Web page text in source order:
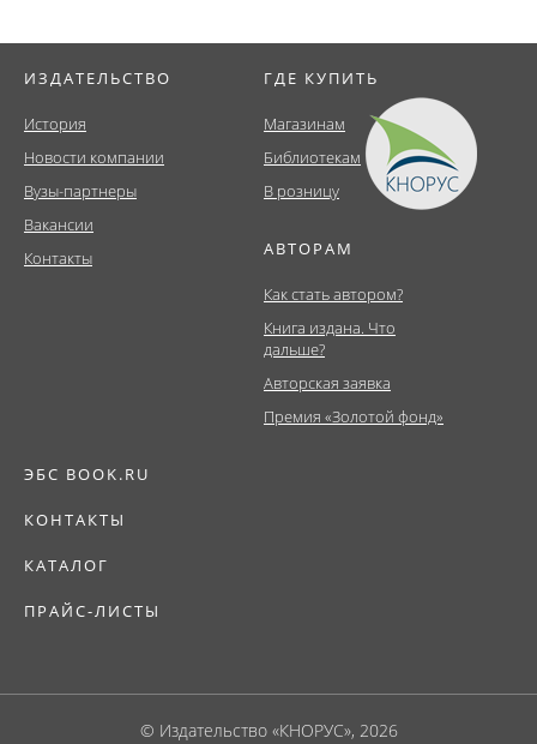
ИЗДАТЕЛЬСТВО
История
Новости компании
Вузы-партнеры
Вакансии
Контакты
ГДЕ КУПИТЬ
Магазинам
Библиотекам
В розницу
АВТОРАМ
Как стать автором?
Книга издана. Что
дальше?
Авторская заявка
Премия «Золотой фонд»
ЭБС BOOK.RU
КОНТАКТЫ
КАТАЛОГ
ПРАЙС-ЛИСТЫ
© Издательство «КНОРУС», 2026